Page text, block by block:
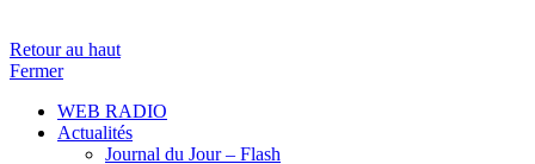
Retour au haut
Fermer
WEB RADIO
Actualités
Journal du Jour – Flash